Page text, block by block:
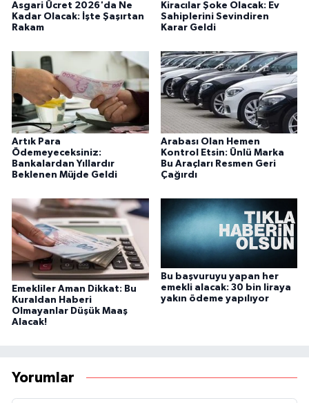
Asgari Ücret 2026'da Ne
Kadar Olacak: İşte Şaşırtan
Rakam
Kiracılar Şoke Olacak: Ev
Sahiplerini Sevindiren
Karar Geldi
Artık Para
Ödemeyeceksiniz:
Bankalardan Yıllardır
Beklenen Müjde Geldi
Arabası Olan Hemen
Kontrol Etsin: Ünlü Marka
Bu Araçları Resmen Geri
Çağırdı
Emekliler Aman Dikkat: Bu
Kuraldan Haberi
Olmayanlar Düşük Maaş
Alacak!
Bu başvuruyu yapan her
emekli alacak: 30 bin liraya
yakın ödeme yapılıyor
Yorumlar